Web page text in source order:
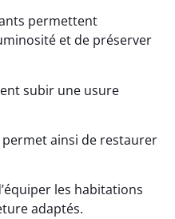
permettent
et de préserver
subir une usure
ainsi de restaurer
les habitations
adaptés.